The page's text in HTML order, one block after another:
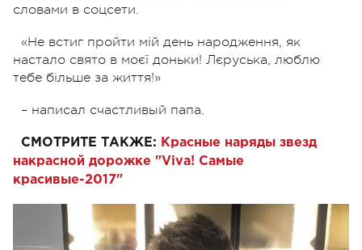
словами в соцсети.
«Не встиг пройти мій день народження, як
настало свято в моєї доньки! Лєруська, люблю
тебе більше за життя!»
– написал счастливый папа.
СМОТРИТЕ ТАКЖЕ: Красные наряды звезд
накрасной дорожке "Viva! Самые
красивые-2017"